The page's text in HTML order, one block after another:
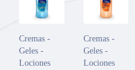
Cremas -
Geles -
Lociones
Cremas -
Geles -
Lociones